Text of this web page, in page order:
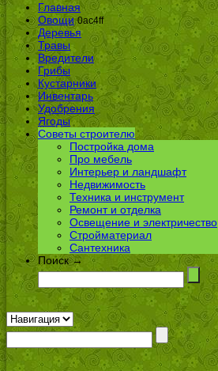
Главная
Овощи 0ac4ff
Деревья
Травы
Вредители
Грибы
Кустарники
Инвентарь
Удобрения
Ягоды
Советы строителю
Постройка дома
Про мебель
Интерьер и ландшафт
Недвижимость
Техника и инструмент
Ремонт и отделка
Освещение и электричество
Стройматериал
Сантехника
Поиск →